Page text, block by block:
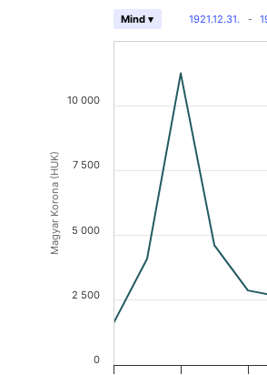
Magyar Korona (HUK)
1921.12.31. -
Mind ▾
0
10 000
2 500
5 000
7 500